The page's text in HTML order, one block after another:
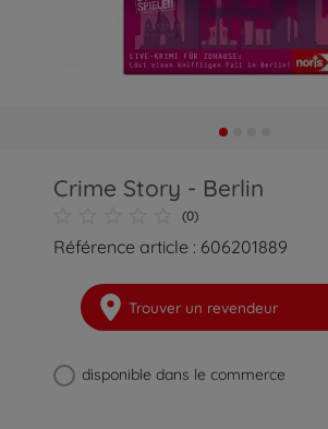
Crime Story - Berlin
(0)
Référence article : 606201889
Trouver un revendeur
disponible dans le commerce